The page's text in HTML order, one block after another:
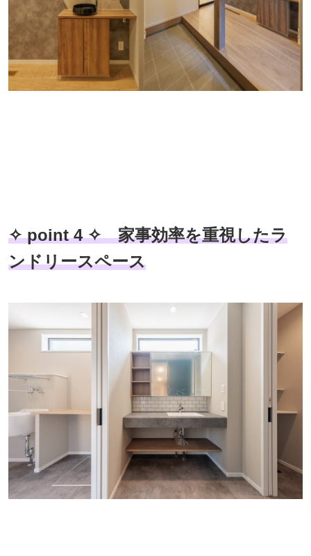
✧ point 4 ✧ 家事効率を重視したラ
ンドリースペース